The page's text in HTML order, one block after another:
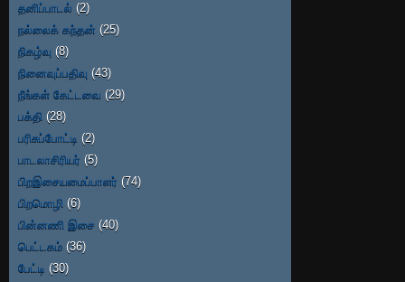
தனிப்பாடல் (2)
நல்லைக் கந்தன் (25)
நிகழ்வு (8)
நினைவுப்பதிவு (43)
நீங்கள் கேட்டவை (29)
பக்தி (28)
பரிசுப்போட்டி (2)
பாடலாசிரியர் (5)
பிறஇசையமைப்பாளர் (74)
பிறமொழி (6)
பின்னணி இசை (40)
பெட்டகம் (36)
பேட்டி (30)